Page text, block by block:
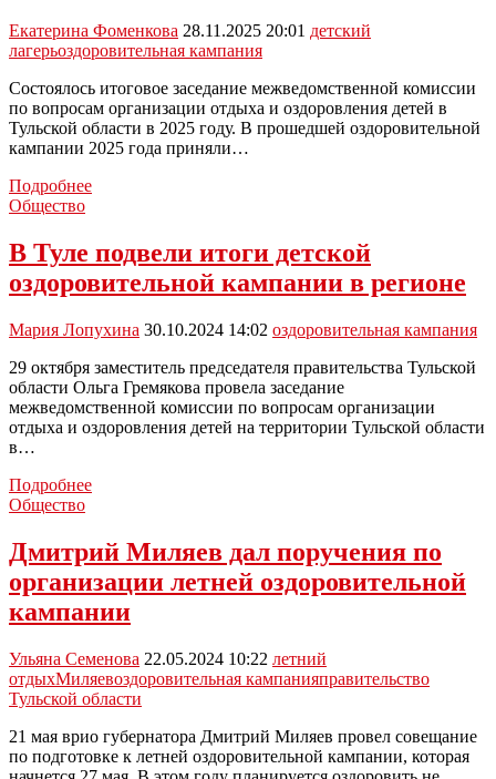
Екатерина Фоменкова 28.11.2025 20:01 детский
лагерьоздоровительная кампания
Состоялось итоговое заседание межведомственной комиссии
по вопросам организации отдыха и оздоровления детей в
Тульской области в 2025 году. В прошедшей оздоровительной
кампании 2025 года приняли…
ПодробнееВ
итоги
детской
кампании
Общество
В Туле подвели итоги детской
оздоровительной кампании в регионе
Мария Лопухина 30.10.2024 14:02 оздоровительная кампания
29 октября заместитель председателя правительства Тульской
области Ольга Гремякова провела заседание
межведомственной комиссии по вопросам организации
отдыха и оздоровления детей на территории Тульской области
в…
ПодробнееВ
итоги
детской
оздоровительной
в
Общество
Дмитрий Миляев дал поручения по
организации летней оздоровительной
кампании
Ульяна Семенова 22.05.2024 10:22 летний
отдыхМиляевоздоровительная кампанияправительство
Тульской области
21 мая врио губернатора Дмитрий Миляев провел совещание
по подготовке к летней оздоровительной кампании, которая